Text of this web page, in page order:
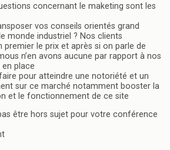
concernant le maketing sont les
vos conseils orientés grand
monde industriel ? Nos clients
premier le prix et après si on parle de
n’en avons aucune par rapport à nos
place
pour atteindre une notoriété et un
sur ce marché notamment booster la
et le fonctionnement de ce site
être hors sujet pour votre conférence